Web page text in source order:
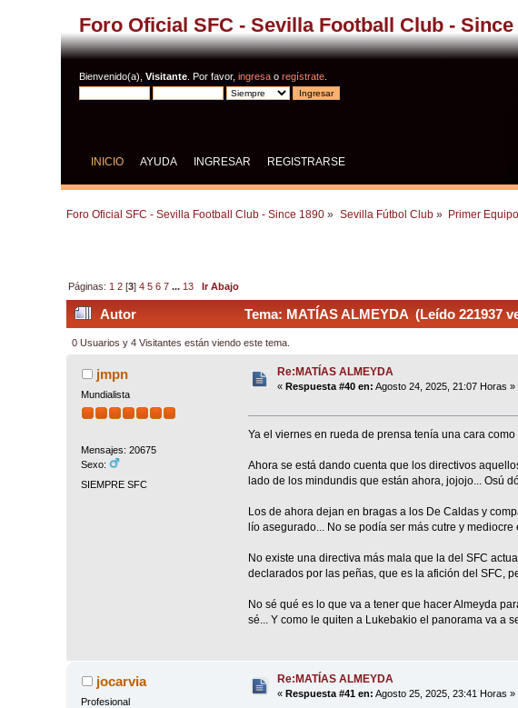
Foro Oficial SFC - Sevilla Football Club - Since
Bienvenido(a),Visitante . Por favor,ingresa oregístrate
INICIO AYUDA INGRESAR REGISTRARSE
Foro Oficial SFC - Sevilla Football Club - Since 1890 » Sevilla Fútbol Club» Primer Equipo
Páginas: 1 2 [3]4 5 6 7 ... 13 Ir Abajo
Autor Tema: MATÍAS ALMEYDA (Leído 221937
0 Usuarios y 4 Visitantes están viendo este tema.
jmpn
Mundialista
Mensajes: 20675
Sexo:
SIEMPRE SFC
Re:MATÍAS ALMEYDA
«Respuesta #40 en: Agosto 24, 2025, 21:07 Horas »
Ya el viernes en rueda de prensa tenía una cara
Ahora se está dando cuenta que los directivos
lado de los mindundis que están ahora, jojojo... Osú
Los de ahora dejan en bragas a los De Caldas y
lío asegurado... No se podía ser más cutre y
No existe una directiva más mala que la del SFC
declarados por las peñas, que es la afición del SFC,
No sé qué es lo que va a tener que hacer Almeyda
sé... Y como le quiten a Lukebakio el panorama va a
jocarvia
Profesional
Re:MATÍAS ALMEYDA
«Respuesta #41 en: Agosto 25, 2025, 23:41 Horas »